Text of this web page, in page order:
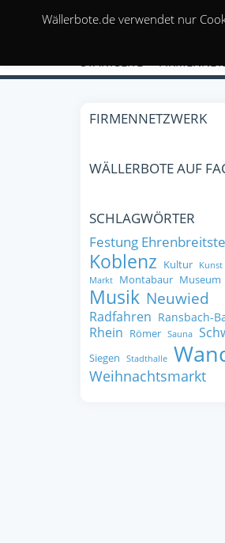
STARTSEITE
FIRMENNETZWERK
WÄLLERBOTE AUF
SCHLAGWÖRTER
Festung
Koblenz Kultur Kunst
Markt Montabaur Museum
Musik Neuwied
Radfahren Ransbach-
Rhein Römer Sauna
Siegen Stadthalle
Weihnachtsmarkt
Wällerbote.de verwendet nur